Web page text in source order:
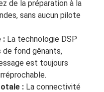
de la préparation à la
sans aucun pilote
: La technologie DSP
de fond gênants,
est toujours
: La connectivité